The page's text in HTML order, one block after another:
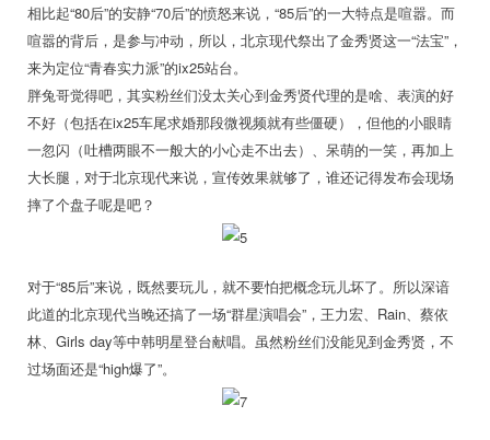
相比起“80后”的安静“70后”的愤怒来说，“85后”的一大特点是喧嚣。而
喧嚣的背后，是参与冲动，所以，北京现代祭出了金秀贤这一“法宝”，
来为定位“青春实力派”的ix25站台。
胖兔哥觉得吧，其实粉丝们没太关心到金秀贤代理的是啥、表演的好
不好（包括在ix25车尾求婚那段微视频就有些僵硬），但他的小眼睛
一忽闪（吐槽两眼不一般大的小心走不出去）、呆萌的一笑，再加上
大长腿，对于北京现代来说，宣传效果就够了，谁还记得发布会现场
摔了个盘子呢是吧？
对于“85后”来说，既然要玩儿，就不要怕把概念玩儿坏了。所以深谙
此道的北京现代当晚还搞了一场“群星演唱会”，王力宏、Rain、蔡依
林、Girls day等中韩明星登台献唱。虽然粉丝们没能见到金秀贤，不
过场面还是“high爆了”。